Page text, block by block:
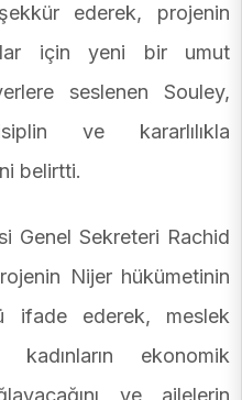
ederek, projenin
için yeni bir umut
seslenen Souley,
ve kararlılıkla
belirtti.
Genel Sekreteri Rachid
Nijer hükümetinin
ifade ederek, meslek
kadınların ekonomik